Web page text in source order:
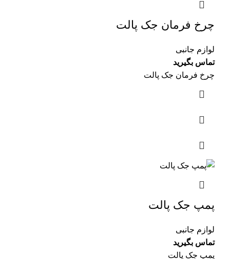
چرخ فرمان جک پالت
لوازم جانبی
تماس بگیرید
چرخ فرمان جک پالت
پمپ جک پالت
لوازم جانبی
تماس بگیرید
پمپ جک پالت